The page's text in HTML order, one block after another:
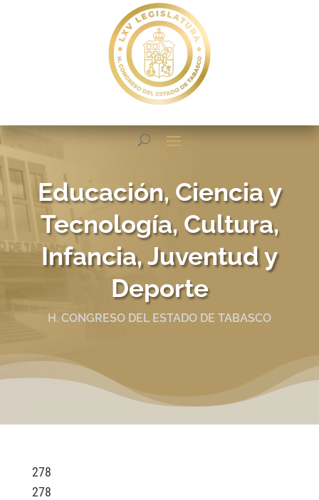
Educación, Ciencia y
Tecnología, Cultura,
Infancia, Juventud y
Deporte
H. CONGRESO DEL ESTADO DE TABASCO
278
278